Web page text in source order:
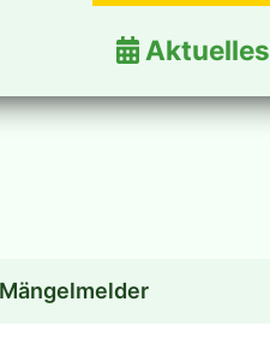
Aktuelles
Mängelmelder